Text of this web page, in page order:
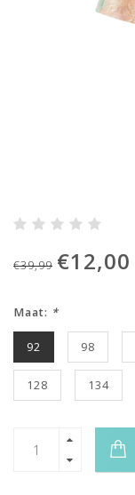
€39,99 €12,00
Maat: *
92 98
128 134